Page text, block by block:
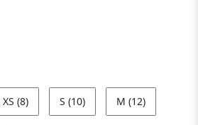
XS (8) S (10) M (12)